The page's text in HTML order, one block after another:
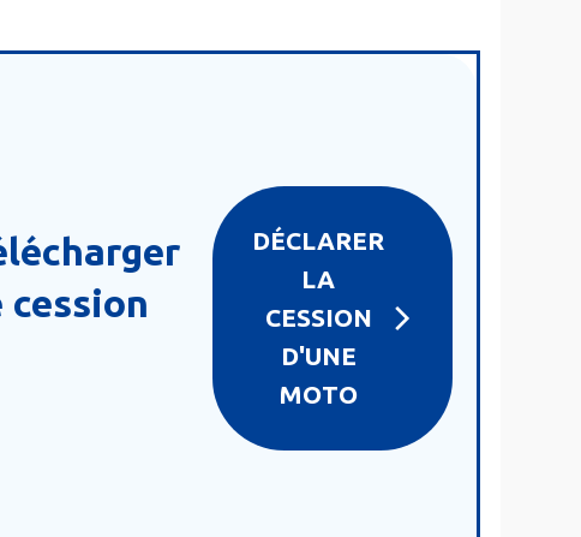
DÉCLARER
LA
CESSION
D'UNE
MOTO